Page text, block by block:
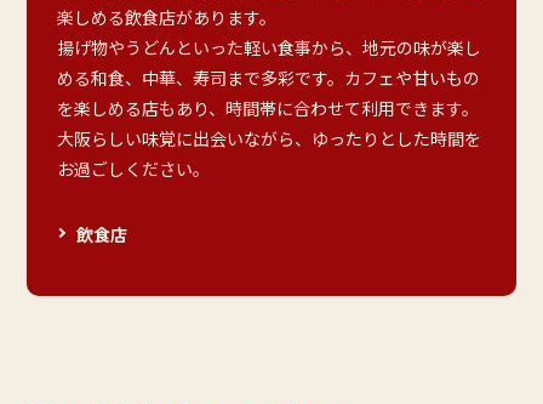
楽しめる飲食店があります。
揚げ物やうどんといった軽い食事から、地元の味が楽し
める和食、中華、寿司まで多彩です。カフェや甘いもの
を楽しめる店もあり、時間帯に合わせて利用できます。
大阪らしい味覚に出会いながら、ゆったりとした時間を
お過ごしください。
飲食店